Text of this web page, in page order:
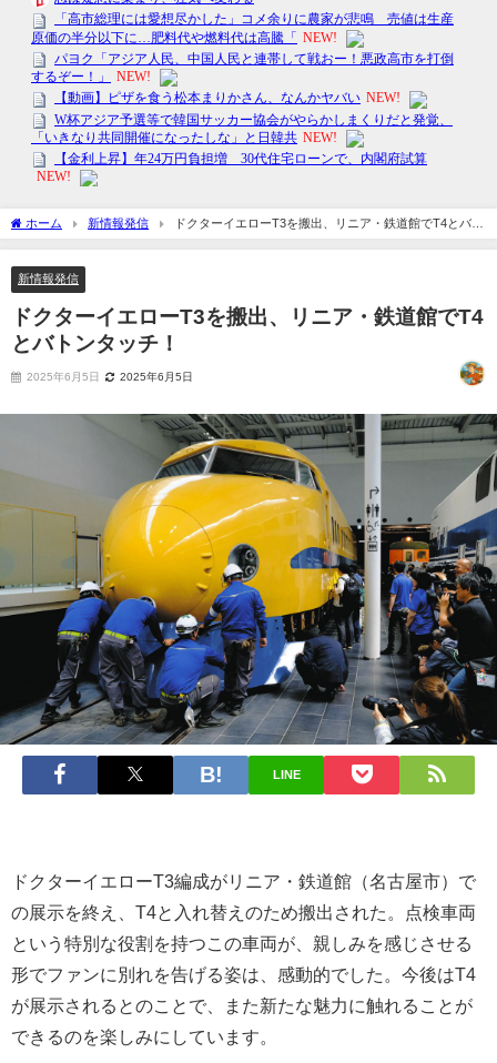
ホーム 新情報発信
ドクターイエローT3を搬出、リニア・鉄道館でT4とバト
ンタッチ！
新情報発信
ドクターイエローT3を搬出、リニア・鉄道館でT4
とバトンタッチ！
2025年6月5日 2025年6月5日
LINE
ドクターイエローT3編成がリニア・鉄道館（名古屋市）で
の展示を終え、T4と入れ替えのため搬出された。点検車両
という特別な役割を持つこの車両が、親しみを感じさせる
形でファンに別れを告げる姿は、感動的でした。今後はT4
が展示されるとのことで、また新たな魅力に触れることが
できるのを楽しみにしています。